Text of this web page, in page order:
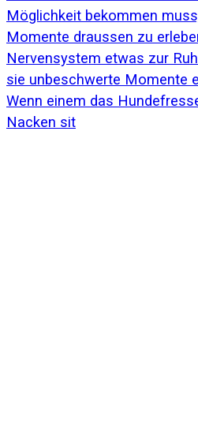
Wenn einem das
Nacken sit